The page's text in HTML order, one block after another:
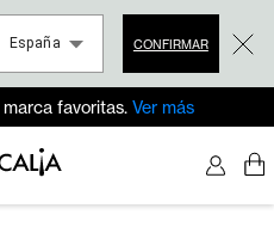
España CONFIRMAR
favoritas. Ver más